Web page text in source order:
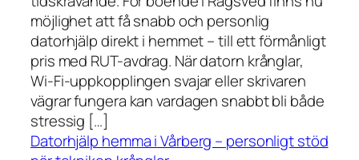
möjlighet att få snabb och personlig
datorhjälp direkt i hemmet – till ett förmånligt
pris med RUT-avdrag. När datorn krånglar,
Wi-Fi-uppkopplingen svajar eller skrivaren
vägrar fungera kan vardagen snabbt bli både
stressig […]
Datorhjälp hemma i Vårberg – personligt stöd